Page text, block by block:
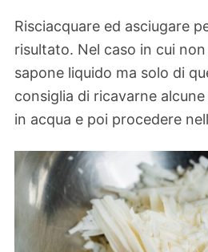
Risciacquare ed asciugare
risultato. Nel caso in cui
sapone liquido ma solo di
consiglia di ricavarne
in acqua e poi procedere